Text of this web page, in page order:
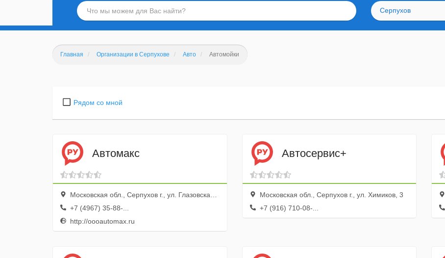
Серпухов
Главная Организации в Серпухове Авто Автомойки
Рядом со мной
Автомакс
Московская обл., Серпухов г., ул. Глазовская, 24
+7 (4967) 35-88-...
http://oooautomax.ru
Автосервис+
Московская обл., Серпухов г., ул. Химиков, 3
+7 (916) 710-08-...